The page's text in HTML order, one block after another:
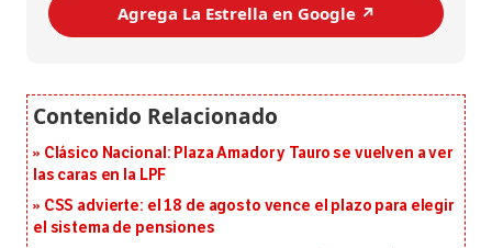
Agrega La Estrella en Google ↗️
Clásico Nacional: Plaza Amador y Tauro se vuelven a ver
las caras en la LPF
CSS advierte: el 18 de agosto vence el plazo para elegir
el sistema de pensiones